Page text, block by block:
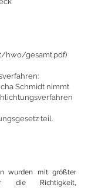
hwo/gesamt.pdf)
Schmidt nimmt
teil.
wurden mit größter
die Richtigkeit,